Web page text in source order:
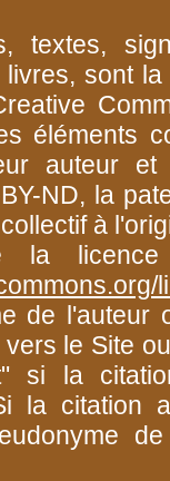
textes,
livres, sont
éléments
auteur
ND, la
à
la licence
de l'auteur
le Site
si la
la citation